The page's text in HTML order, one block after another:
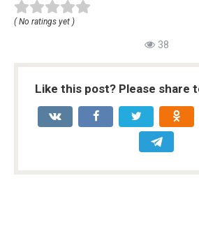
( No ratings yet )
38
Like this post? Please share